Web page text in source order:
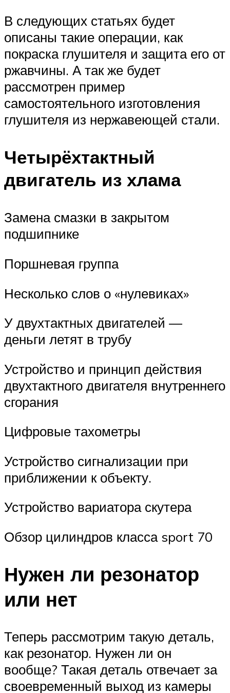
В следующих статьях будет
описаны такие операции, как
покраска глушителя и защита его от
ржавчины. А так же будет
рассмотрен пример
самостоятельного изготовления
глушителя из нержавеющей стали.
Четырёхтактный
двигатель из хлама
Замена смазки в закрытом
подшипнике
Поршневая группа
Несколько слов о «нулевиках»
У двухтактных двигателей —
деньги летят в трубу
Устройство и принцип действия
двухтактного двигателя внутреннего
сгорания
Цифровые тахометры
Устройство сигнализации при
приближении к объекту.
Устройство вариатора скутера
Обзор цилиндров класса sport 70
Нужен ли резонатор
или нет
Теперь рассмотрим такую деталь,
как резонатор. Нужен ли он
вообще? Такая деталь отвечает за
своевременный выход из камеры